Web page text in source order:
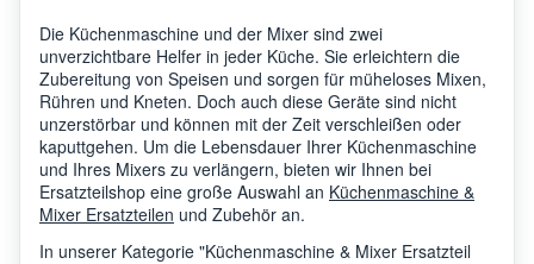
Die Küchenmaschine und der Mixer sind zwei
unverzichtbare Helfer in jeder Küche. Sie erleichtern die
Zubereitung von Speisen und sorgen für müheloses Mixen,
Rühren und Kneten. Doch auch diese Geräte sind nicht
unzerstörbar und können mit der Zeit verschleißen oder
kaputtgehen. Um die Lebensdauer Ihrer Küchenmaschine
und Ihres Mixers zu verlängern, bieten wir Ihnen bei
Ersatzteilshop eine große Auswahl an Küchenmaschine &
Mixer Ersatzteilen und Zubehör an.
In unserer Kategorie "Küchenmaschine & Mixer Ersatzteil